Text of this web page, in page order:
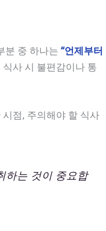
분 중 하나는 “언제부터
사 시 불편감이나 통
점, 주의해야 할 식사
하는 것이 중요합